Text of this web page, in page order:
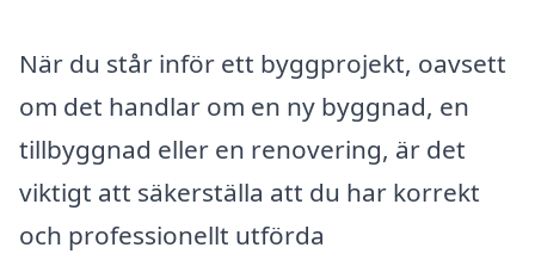
När du står inför ett byggprojekt, oavsett
om det handlar om en ny byggnad, en
tillbyggnad eller en renovering, är det
viktigt att säkerställa att du har korrekt
och professionellt utförda